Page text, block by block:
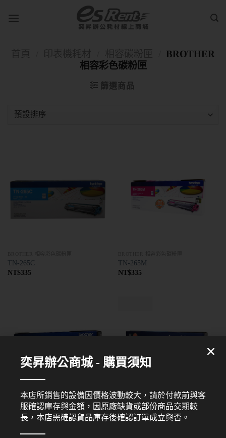
BROTHER
相容彩色碳粉匣
篩選商品
TN-265C
NT$335
TN-265M
NT$335
BROTHER 相容彩色碳粉匣
TN-265Y
335
BROTHER 相容彩色碳粉匣
TN-267C
NT$335
奕昇辦公商城 - 購買須知
本店所銷售的設備因價格波動較大，請於付款前與客
服確認庫存與金額，因原廠缺貨或部份商品交期較
長，本店需確認貨品庫存後確認訂單成立與否。